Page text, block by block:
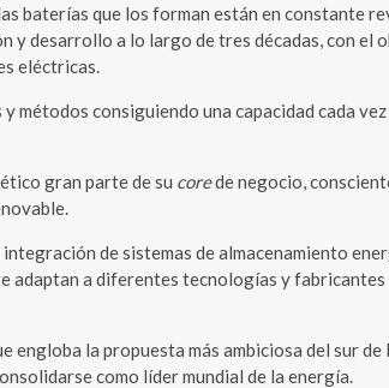
baterías que los forman están en constante
desarrollo a lo largo de tres décadas, con el
eléctricas.
consiguiendo una capacidad cada
gran parte de su corede negocio,
de sistemas de almacenamiento
a diferentes tecnologías y
la propuesta más ambiciosa del sur
como líder mundial de la energía.